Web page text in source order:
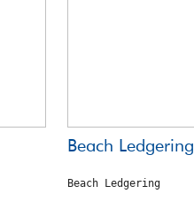
Beach Ledgering
Beach Ledgering